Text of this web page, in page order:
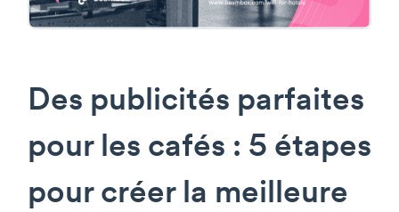
Des publicités parfaites
pour les cafés : 5 étapes
pour créer la meilleure